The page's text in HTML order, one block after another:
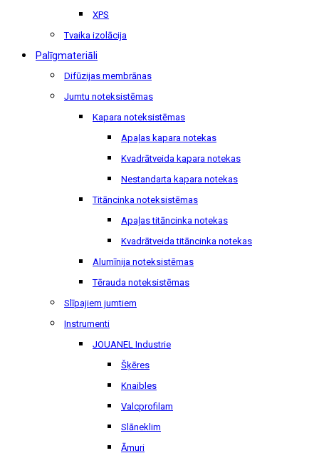
XPS
Tvaika izolācija
Palīgmateriāli
Difūzijas membrānas
Jumtu noteksistēmas
Kapara noteksistēmas
Apaļas kapara notekas
Kvadrātveida kapara notekas
Nestandarta kapara notekas
Titāncinka noteksistēmas
Apaļas titāncinka notekas
Kvadrātveida titāncinka notekas
Alumīnija noteksistēmas
Tērauda noteksistēmas
Slīpajiem jumtiem
Instrumenti
JOUANEL Industrie
Šķēres
Knaibles
Valcprofilam
Slāneklim
Āmuri